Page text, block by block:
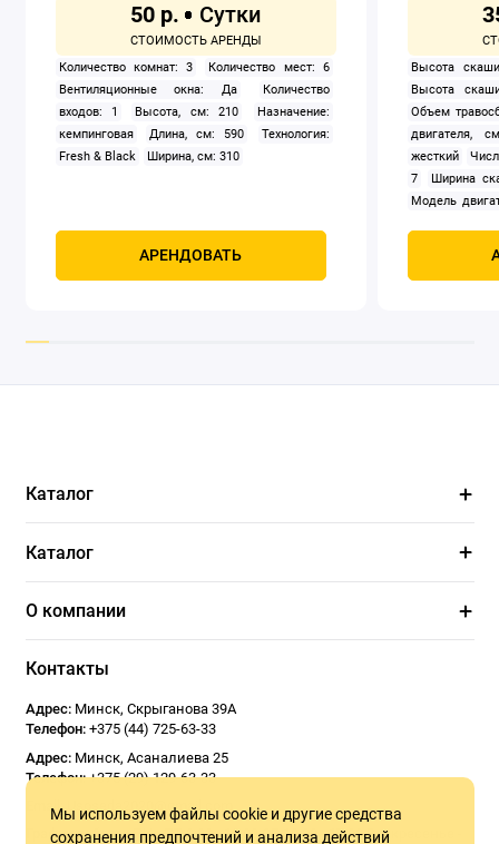
50 р.
Количество комнат: 3
Количество мест: 6
Вентиляционные окна: Да
Количество
входов: 1
Высота, см: 210
Назначение:
кемпинговая
Длина, см: 590
Технология:
Fresh & Black
Ширина, см: 310
АРЕНДОВАТЬ
Высота
Высота
Объем
двигателя,
жесткий
7
Ширина
Модель
Мы используем файлы cookie и другие средства
сохранения предпочтений и анализа действий
Каталог
Каталог
О компании
Контакты
Адрес: Минск, Скрыганова 39А
Телефон: +375 (44) 725-63-33
Адрес: Минск, Асаналиева 25
Телефон: +375 (29) 129-63-33
Email:
Usoseda2020@gmail.com
График работы: ПН - ПТ 9:00 - 18:00 СБ 10:00 - 17:00 Воскресенье -